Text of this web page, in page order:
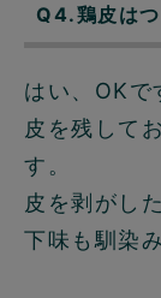
Q4.鶏皮は
はい、OKで
皮を残して
す。
皮を剥がし
下味も馴染